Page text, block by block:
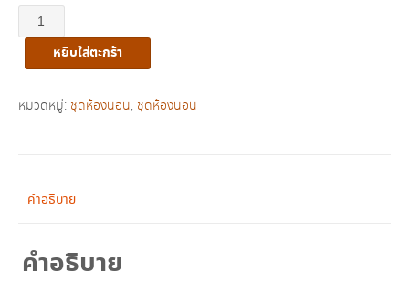
จำนวน
ชุด
chartes
หยิบใส่ตะกร้า
หมวดหมู่: ชุดห้องนอน, ชุดห้องนอน
คำอธิบาย
คำอธิบาย